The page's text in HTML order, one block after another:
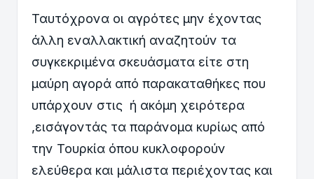
Ταυτόχρονα οι αγρότες μην έχοντας
άλλη εναλλακτική αναζητούν τα
συγκεκριμένα σκευάσματα είτε στη
μαύρη αγορά από παρακαταθήκες που
υπάρχουν στις ή ακόμη χειρότερα
,εισάγοντάς τα παράνομα κυρίως από
την Τουρκία όπου κυκλοφορούν
ελεύθερα και μάλιστα περιέχοντας και